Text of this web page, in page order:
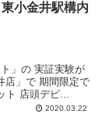
小金井駅構内
店」で 期間限定で
照】 駅そばロボット 店頭デビ...
2020.03.22